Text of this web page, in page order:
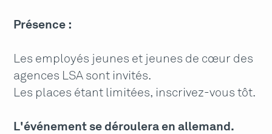
Présence :
Les employés jeunes et jeunes de cœur des
agences LSA sont invités.
Les places étant limitées, inscrivez-vous tôt.
L'événement se déroulera en allemand.